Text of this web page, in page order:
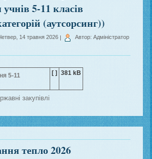
5-11 класів
(аутсорсинг))
14 травня 2026 |
Автор: Адміністратор
5-11
[ ] 381 kB
закупівлі
тепло 2026